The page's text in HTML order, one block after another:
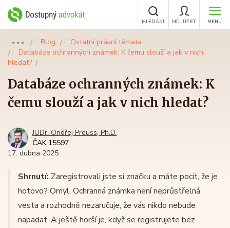
MENU
MŮJ ÚČET
HLEDÁNÍ
●●● Blog
Ostatní právní témata
Databáze ochranných známek: K čemu slouží a jak v nich
hledat?
Databáze ochranných známek: K
čemu slouží a jak v nich hledat?
JUDr. Ondřej Preuss, Ph.D.
ČAK 15597
17. dubna 2025
Shrnutí: Zaregistrovali jste si značku a máte pocit, že je
hotovo? Omyl. Ochranná známka není neprůstřelná
vesta a rozhodně nezaručuje, že vás nikdo nebude
napadat. A ještě horší je, když se registrujete bez